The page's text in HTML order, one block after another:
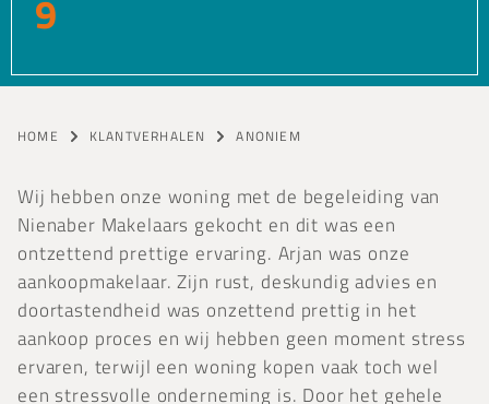
9
HOME KLANTVERHALEN ANONIEM
Wij hebben onze woning met de begeleiding van
Nienaber Makelaars gekocht en dit was een
ontzettend prettige ervaring. Arjan was onze
aankoopmakelaar. Zijn rust, deskundig advies en
doortastendheid was onzettend prettig in het
aankoop proces en wij hebben geen moment stress
ervaren, terwijl een woning kopen vaak toch wel
een stressvolle onderneming is. Door het gehele